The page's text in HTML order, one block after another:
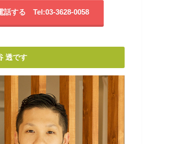
話する Tel:03-3628-0058
透です